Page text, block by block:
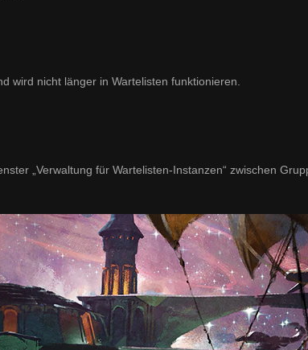
wird nicht länger in Wartelisten funktionieren.
„Verwaltung für Wartelisten-Instanzen“ zwischen